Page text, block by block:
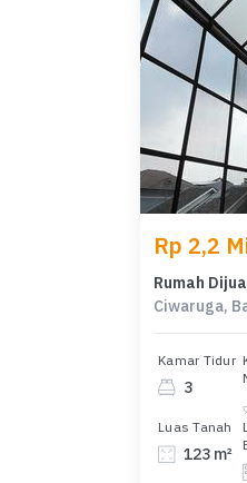
Rp 2,2
Ciwaruga,
Kamar Tidur
3
Luas Tanah
123 m²